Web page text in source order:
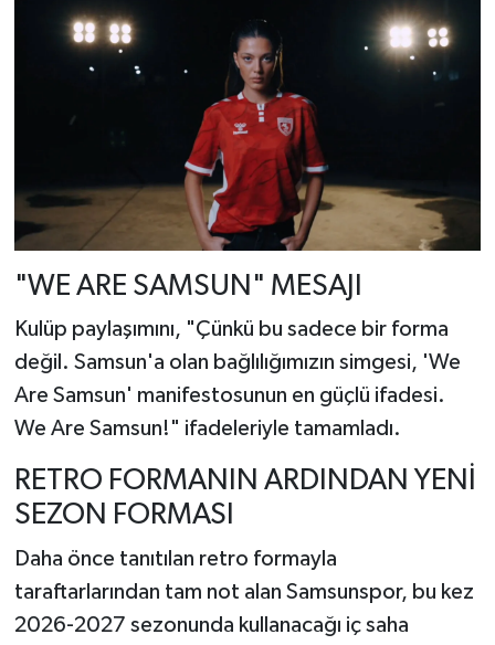
"WE ARE SAMSUN" MESAJI
Kulüp paylaşımını, "Çünkü bu sadece bir forma
değil. Samsun'a olan bağlılığımızın simgesi, 'We
Are Samsun' manifestosunun en güçlü ifadesi.
We Are Samsun!" ifadeleriyle tamamladı.
RETRO FORMANIN ARDINDAN YENİ
SEZON FORMASI
Daha önce tanıtılan retro formayla
taraftarlarından tam not alan Samsunspor, bu kez
2026-2027 sezonunda kullanacağı iç saha